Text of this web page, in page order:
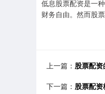
低息股票配资是一
财务自由。然而股
上一篇： 股票配
下一篇： 股票配